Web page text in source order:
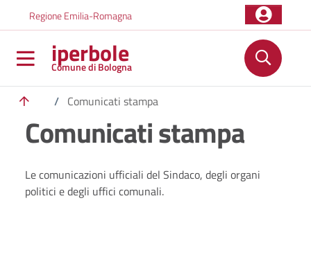
Regione Emilia-Romagna
iperbole
Comune di Bologna
/ Comunicati stampa
Comunicati stampa
Le comunicazioni ufficiali del Sindaco, degli organi
politici e degli uffici comunali.